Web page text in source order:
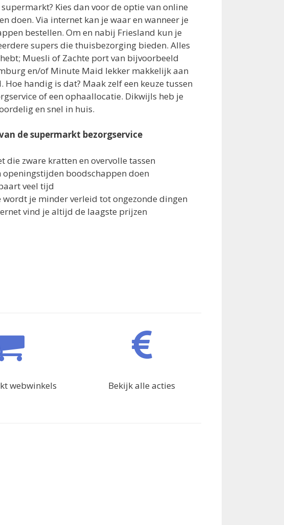
supermarkt? Kies dan voor de optie van online
doen. Via internet kan je waar en wanneer je
bestellen. Om en nabij Friesland kun je
supers die thuisbezorging bieden. Alles
Muesli of Zachte port van bijvoorbeeld
en/of Minute Maid lekker makkelijk aan
Hoe handig is dat? Maak zelf een keuze tussen
of een ophaallocatie. Dikwijls heb je
en snel in huis.
de supermarkt bezorgservice
die zware kratten en overvolle tassen
openingstijden boodschappen doen
veel tijd
wordt je minder verleid tot ongezonde dingen
vind je altijd de laagste prijzen
webwinkels Bekijk alle acties